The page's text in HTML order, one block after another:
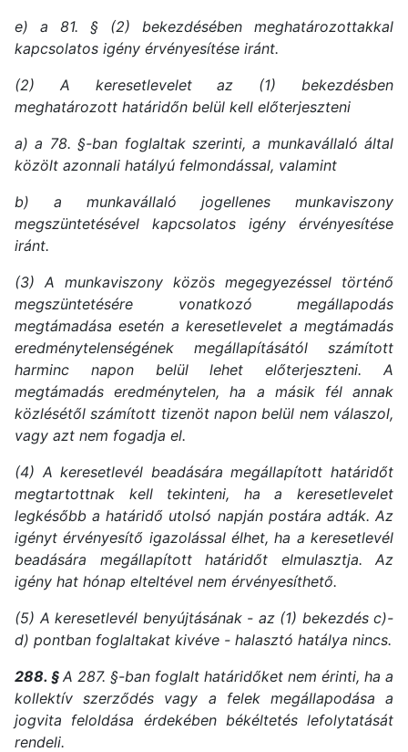
e) a 81. § (2) bekezdésében meghatározottakkal
kapcsolatos igény érvényesítése iránt.
(2) A keresetlevelet az (1) bekezdésben
meghatározott határidőn belül kell előterjeszteni
a) a 78. §-ban foglaltak szerinti, a munkavállaló által
közölt azonnali hatályú felmondással, valamint
b) a munkavállaló jogellenes munkaviszony
megszüntetésével kapcsolatos igény érvényesítése
iránt.
(3) A munkaviszony közös megegyezéssel történő
megszüntetésére vonatkozó megállapodás
megtámadása esetén a keresetlevelet a megtámadás
eredménytelenségének megállapításától számított
harminc napon belül lehet előterjeszteni. A
megtámadás eredménytelen, ha a másik fél annak
közlésétől számított tizenöt napon belül nem válaszol,
vagy azt nem fogadja el.
(4) A keresetlevél beadására megállapított határidőt
megtartottnak kell tekinteni, ha a keresetlevelet
legkésőbb a határidő utolsó napján postára adták. Az
igényt érvényesítő igazolással élhet, ha a keresetlevél
beadására megállapított határidőt elmulasztja. Az
igény hat hónap elteltével nem érvényesíthető.
(5) A keresetlevél benyújtásának - az (1) bekezdés c)-
d) pontban foglaltakat kivéve - halasztó hatálya nincs.
288. § A 287. §-ban foglalt határidőket nem érinti, ha a
kollektív szerződés vagy a felek megállapodása a
jogvita feloldása érdekében békéltetés lefolytatását
rendeli.